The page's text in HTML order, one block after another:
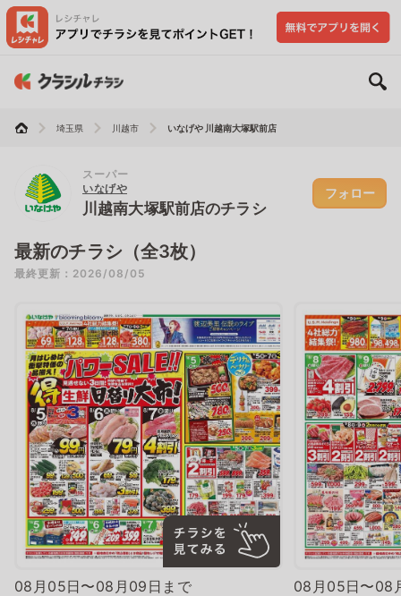
埼玉県 川越市 いなげや 川越南大塚駅前店
スーパー
いなげや
川越南大塚駅前店のチラシ
フォロー
最新のチラシ（全3枚）
最終更新：2026/08/05
08月05日〜08月09日まで
08月05日〜08